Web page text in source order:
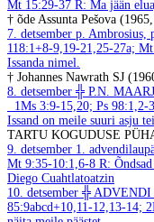
Mt 15:29-37 R: Ma jään
† õde Assunta Pešova
7. detsember p. Ambrosius,
118:1+8-9,19-21,25-27a;
Issanda nimel.
† Johannes Nawrath SJ
8. detsember ╬ P.N.
1Ms 3:9-15,20; Ps
Issand on meile suuri asju
TARTU KOGUDUSE
9. detsember 1.
Mt 9:35-10:1,6-8 R:
Diego Cuahtlatoatzin
10. detsember ╬ ADVENDI
85:9abcd+10,11-12,13-14;